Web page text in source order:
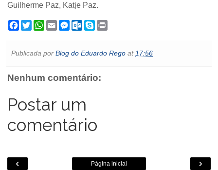
Guilherme Paz, Katje Paz.
F
a
b
k
T
w
t
W
h
s
p
E
m
l
M
e
e
e
O
u
o
.
m
S
k
e
t
Publicada por Blog do Eduardo Rego at 17:56
Nenhum comentário:
Postar um
comentário
‹ ›
Página inicial